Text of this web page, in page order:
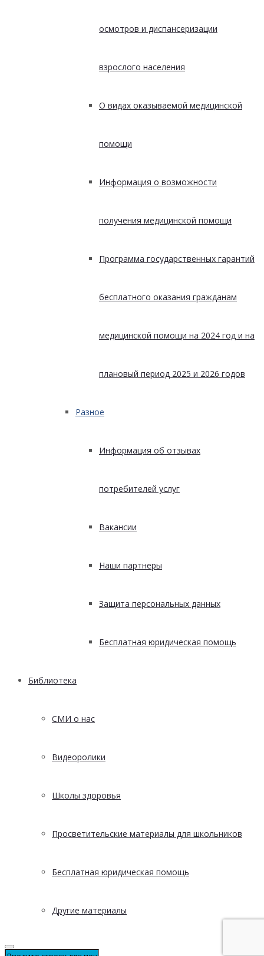
осмотров и диспансеризации
взрослого населения
О видах оказываемой медицинской
помощи
Информация о возможности
получения медицинской помощи
Программа государственных гарантий
бесплатного оказания гражданам
медицинской помощи на 2024 год и на
плановый период 2025 и 2026 годов
Разное
Информация об отзывах
потребителей услуг
Вакансии
Наши партнеры
Защита персональных данных
Бесплатная юридическая помощь
Библиотека
СМИ о нас
Видеоролики
Школы здоровья
Просветительские материалы для школьников
Бесплатная юридическая помощь
Другие материалы